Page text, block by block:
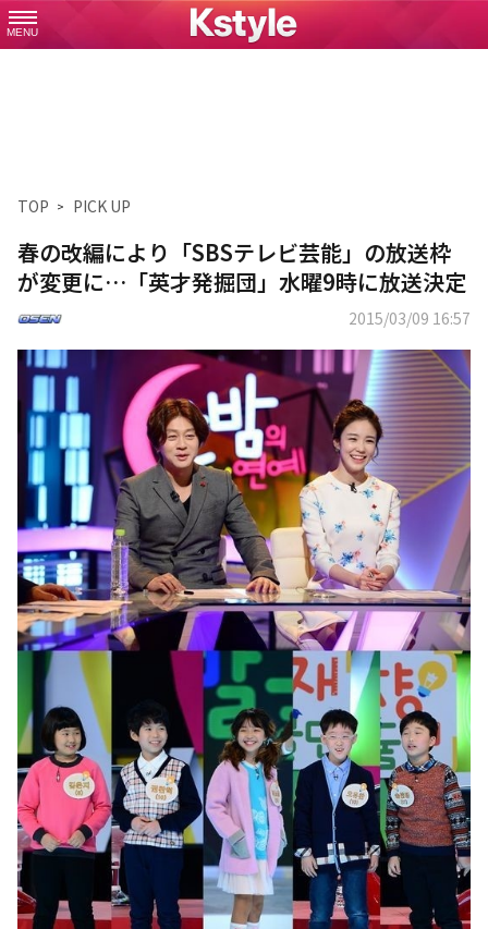
MENU
TOP PICK UP
春の改編により「SBSテレビ芸能」の放送枠
が変更に…「英才発掘団」水曜9時に放送決定
2015/03/09 16:57